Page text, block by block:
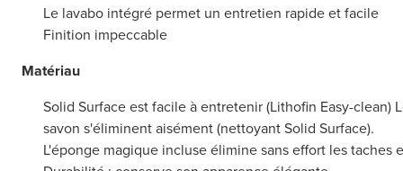
Le lavabo intégré permet un entretien rapide et facile
Finition impeccable
Matériau
Solid Surface est facile à entretenir (Lithofin Easy-clean)
savon s'éliminent aisément (nettoyant Solid Surface).
L'éponge magique incluse élimine sans effort les taches